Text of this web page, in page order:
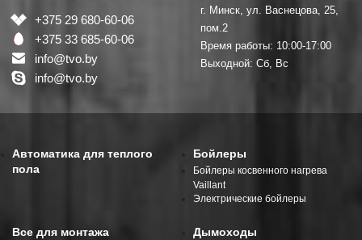
+375 29 680-60-06
+375 33 685-60-06
info@tvo.by
info@tvo.by
г. Минск, ул. Васнецова, 25,
пом.2
Время работы: 10:00-17:00
Выходной: Сб, Вс
Автоматика для теплого
пола
Бойлеры
Бойлеры косвенного нагрева
Vaillant
Электрические бойлеры
Все для монтажа Дымоходы